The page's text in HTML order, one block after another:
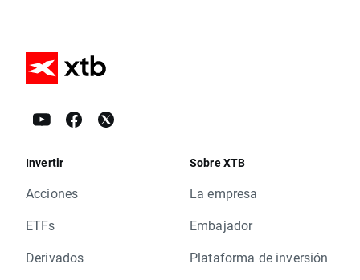
Invertir
Acciones
ETFs
Derivados
Sobre XTB
La empresa
Embajador
Plataforma de inversión